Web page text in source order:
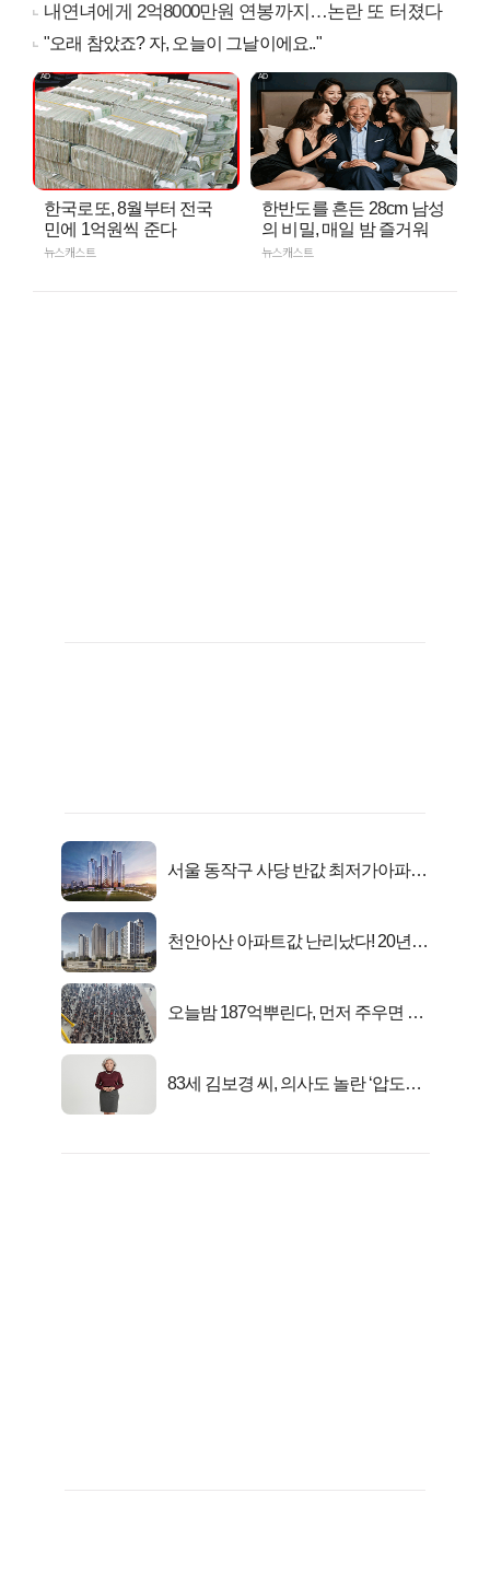
내연녀에게 2억8000만원 연봉까지…논란 또 터졌다
"오래 참았죠? 자, 오늘이 그날이에요.."
한국로또, 8월부터 전국
민에 1억원씩 준다
뉴스캐스트
한반도를 흔든 28cm 남성
의 비밀, 매일 밤 즐거워
뉴스캐스트
서울 동작구 사당 반값 최저가아파트
천안아산 아파트값 난리났다! 20년
오늘밤 187억뿌린다, 먼저 주우면 최
83세 김보경 씨, 의사도 놀란 ‘압도적